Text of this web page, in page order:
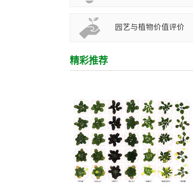
园艺与植物价值评价
精彩推荐